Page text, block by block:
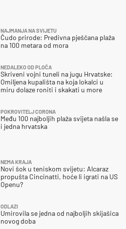
NEMA KRAJA
Novi šok u teniskom svijetu: Alcaraz
propušta Cincinatti, hoće li igrati na US
Openu?
ODLAZI
Umirovila se jedna od najboljih skijašica
novog doba
NAJMANJA NA SVIJETU
Čudo prirode: Predivna pješčana plaža
na 100 metara od mora
NEDALEKO OD PLOČA
Skriveni vojni tuneli na jugu Hrvatske:
Omiljena kupališta na koja lokalci u
miru dolaze roniti i skakati u more
POKROVITELJ CORONA
Među 100 najboljih plaža svijeta našla se
i jedna hrvatska